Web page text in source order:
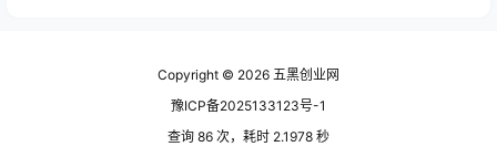
Copyright © 2026 五黑创业网
豫ICP备2025133123号-1
查询 86 次，耗时 2.1978 秒